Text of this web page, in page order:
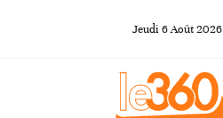
Jeudi 6Août 2026